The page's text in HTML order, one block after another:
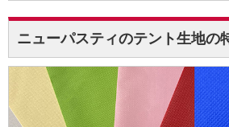
ニューパスティのテント生地の